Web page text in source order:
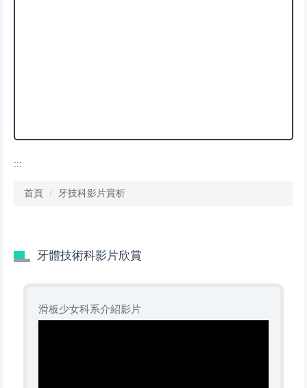
:::
首頁 牙技科影片賞析
牙體技術科影片欣賞
滑板少女科系介紹影片